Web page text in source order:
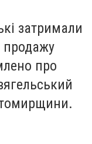
затримали
продажу
про